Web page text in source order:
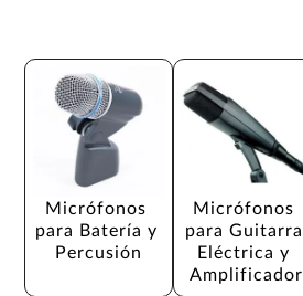
Micrófonos
para Batería y
Percusión
Micrófonos
para Guitarra
Eléctrica y
Amplificador